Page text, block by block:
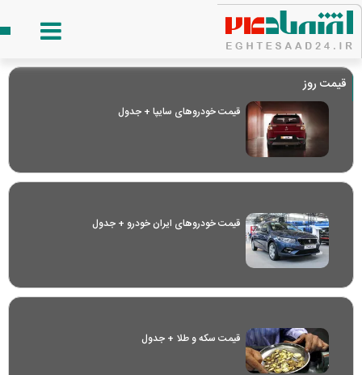
قیمت روز
قیمت خودرو‌های سایپا + جدول
قیمت خودرو‌های ایران خودرو + جدول
قیمت سکه و طلا + جدول